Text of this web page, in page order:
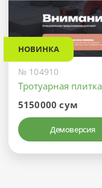
НОВИНКА
№ 104910
Тротуарная плитка
5150000 сум
Демоверсия